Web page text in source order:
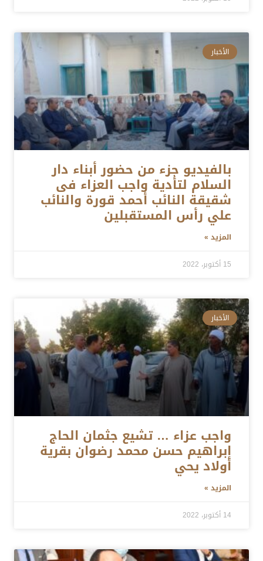
الأخبار
بالفيديو جزء من حضور أبناء دار
السلام لتأدية واجب العزاء فى
شقيقة النائب أحمد قورة والنائب
علي رأس المستقبلين
المزيد »
15 أكتوبر، 2022
الأخبار
واجب عزاء … تشيع جثمان الحاج
إبراهيم حسن محمد رضوان بقرية
أولاد يحي
المزيد »
14 أكتوبر، 2022